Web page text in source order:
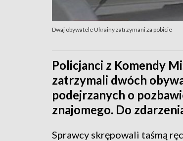
Dwaj obywatele Ukrainy zatrzymani za pobicie
Policjanci z Komendy
zatrzymali dwóch
podejrzanych o
znajomego. Do
Sprawcy skrępowali taśmą